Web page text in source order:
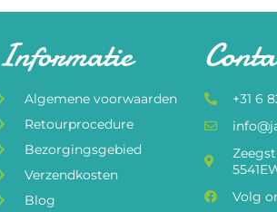
Informatie
Algemene voorwaarden
Retourprocedure
Bezorgingsgebied
Verzendkosten
Blog
+31 6
Volg